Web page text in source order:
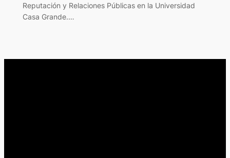
Reputación y Relaciones Públicas en la Universidad
Casa Grande.…